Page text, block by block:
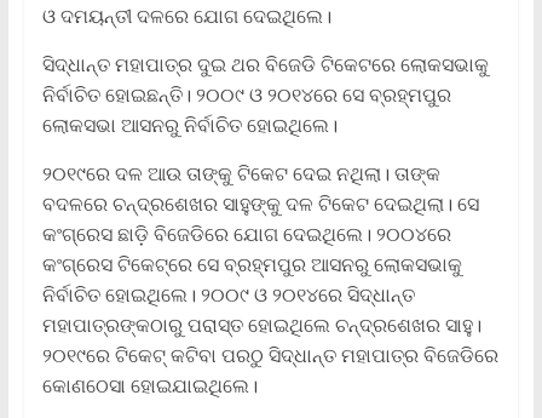
ଓ ଦମୟନ୍ତୀ ଦଳରେ ଯୋଗ ଦେଇଥିଲେ।
ସିଦ୍ଧାନ୍ତ ମହାପାତ୍ର ଦୁଇ ଥର ବିଜେଡି ଟିକେଟରେ ଲୋକସଭାକୁ
ନିର୍ବାଚିତ ହୋଇଛନ୍ତି। ୨୦୦୯ ଓ ୨୦୧୪ରେ ସେ ବ୍ରହ୍ମପୁର
ଲୋକସଭା ଆସନରୁ ନିର୍ବାଚିତ ହୋଇଥିଲେ।
୨୦୧୯ରେ ଦଳ ଆଉ ତାଙ୍କୁ ଟିକେଟ ଦେଇ ନଥିଲା। ତାଙ୍କ
ବଦଳରେ ଚନ୍ଦ୍ରଶେଖର ସାହୁଙ୍କୁ ଦଳ ଟିକେଟ ଦେଇଥିଲା। ସେ
କଂଗ୍ରେସ ଛାଡ଼ି ବିଜେଡିରେ ଯୋଗ ଦେଇଥିଲେ। ୨୦୦୪ରେ
କଂଗ୍ରେସ ଟିକେଟ୍‌ରେ ସେ ବ୍ରହ୍ମପୁର ଆସନରୁ ଲୋକସଭାକୁ
ନିର୍ବାଚିତ ହୋଇଥିଲେ। ୨୦୦୯ ଓ ୨୦୧୪ରେ ସିଦ୍ଧାନ୍ତ
ମହାପାତ୍ରଙ୍କଠାରୁ ପରାସ୍ତ ହୋଇଥିଲେ ଚନ୍ଦ୍ରଶେଖର ସାହୁ।
୨୦୧୯ରେ ଟିକେଟ୍ କଟିବା ପରଠୁ ସିଦ୍ଧାନ୍ତ ମହାପାତ୍ର ବିଜେଡିରେ
କୋଣଠେସା ହୋଇଯାଇଥିଲେ।